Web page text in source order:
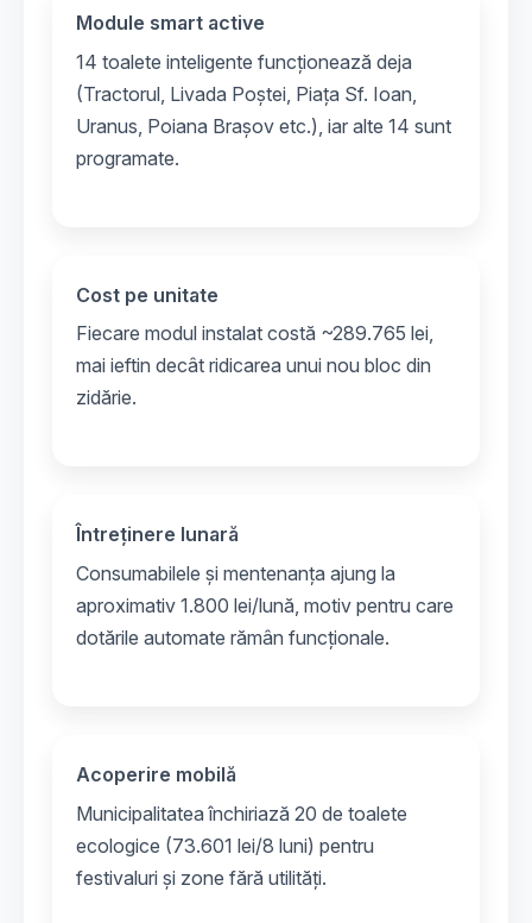
Module smart active
14 toalete inteligente funcționează deja
(Tractorul, Livada Poștei, Piața Sf. Ioan,
Uranus, Poiana Brașov etc.), iar alte 14 sunt
programate.
Cost pe unitate
Fiecare modul instalat costă ~289.765 lei,
mai ieftin decât ridicarea unui nou bloc din
zidărie.
Întreținere lunară
Consumabilele și mentenanța ajung la
aproximativ 1.800 lei/lună, motiv pentru care
dotările automate rămân funcționale.
Acoperire mobilă
Municipalitatea închiriază 20 de toalete
ecologice (73.601 lei/8 luni) pentru
festivaluri și zone fără utilități.